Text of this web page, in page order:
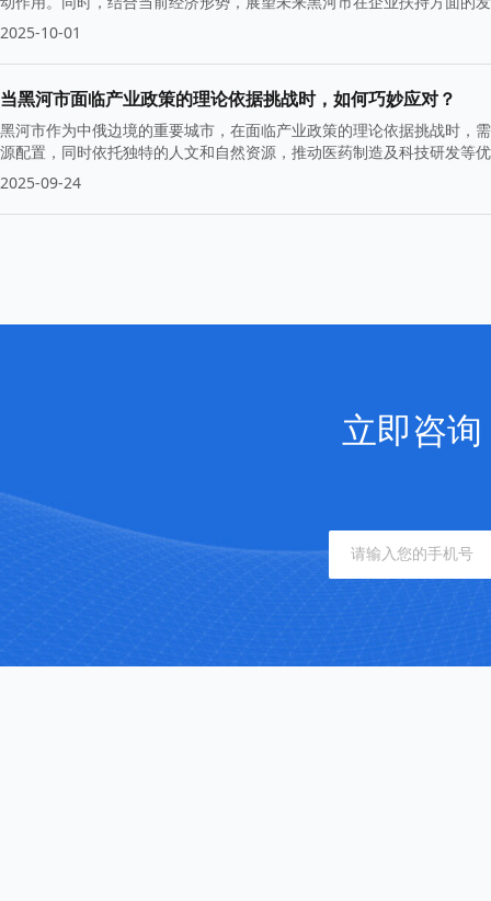
2025-10-01
当黑河市面临产业政策的理论依据挑战时，如何巧妙应对？
黑河市作为中俄边境的重要城市，在面临产业政策的理论依据挑战时，
源配置，同时依托独特的人文和自然资源，推动医药制造及科技研发等
2025-09-24
立即咨